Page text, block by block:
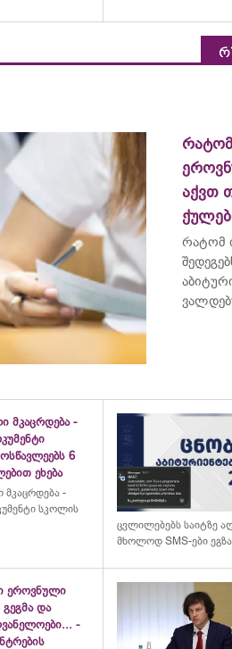
აქვთ
რატომ
მკაცრდება -
6
ეხება
-
სკოლის
ცვლილებებს საიტზე
მხოლოდ SMS-ები
ეროვნული
და
-